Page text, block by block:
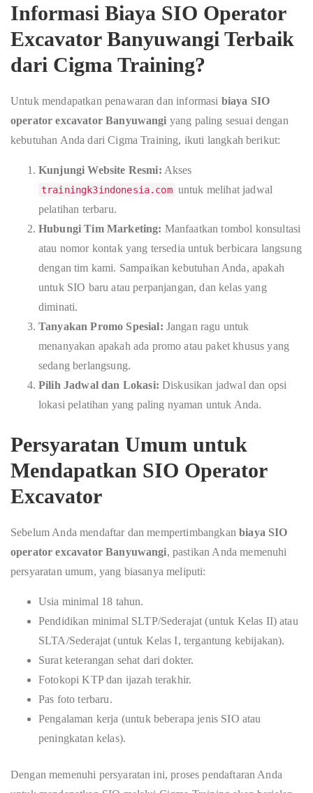
Informasi Biaya SIO Operator
Excavator Banyuwangi Terbaik
dari Cigma Training?
Untuk mendapatkan penawaran dan informasi biaya SIO
operator excavator Banyuwangi yang paling sesuai dengan
kebutuhan Anda dari Cigma Training, ikuti langkah berikut:
Kunjungi Website Resmi: Akses
trainingk3indonesia.com untuk melihat jadwal
pelatihan terbaru.
Hubungi Tim Marketing: Manfaatkan tombol konsultasi
atau nomor kontak yang tersedia untuk berbicara langsung
dengan tim kami. Sampaikan kebutuhan Anda, apakah
untuk SIO baru atau perpanjangan, dan kelas yang
diminati.
Tanyakan Promo Spesial: Jangan ragu untuk
menanyakan apakah ada promo atau paket khusus yang
sedang berlangsung.
Pilih Jadwal dan Lokasi: Diskusikan jadwal dan opsi
lokasi pelatihan yang paling nyaman untuk Anda.
Persyaratan Umum untuk
Mendapatkan SIO Operator
Excavator
Sebelum Anda mendaftar dan mempertimbangkanbiaya SIO
operator excavator Banyuwangi, pastikan Anda memenuhi
persyaratan umum, yang biasanya meliputi:
Usia minimal 18 tahun.
Pendidikan minimal SLTP/Sederajat (untuk Kelas II) atau
SLTA/Sederajat (untuk Kelas I, tergantung kebijakan).
Surat keterangan sehat dari dokter.
Fotokopi KTP dan ijazah terakhir.
Pas foto terbaru.
Pengalaman kerja (untuk beberapa jenis SIO atau
peningkatan kelas).
Dengan memenuhi persyaratan ini, proses pendaftaran Anda